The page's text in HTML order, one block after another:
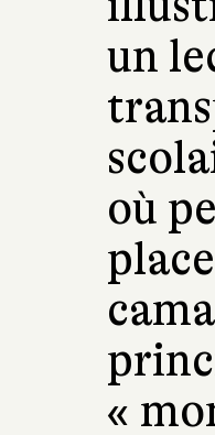
un
où
«